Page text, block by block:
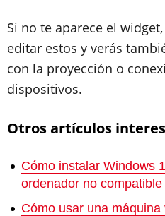
Si no te aparece el
editar estos y verás
con la proyección o
dispositivos.
Otros artículos
Cómo instalar Windows
ordenador no compatible
Cómo usar una